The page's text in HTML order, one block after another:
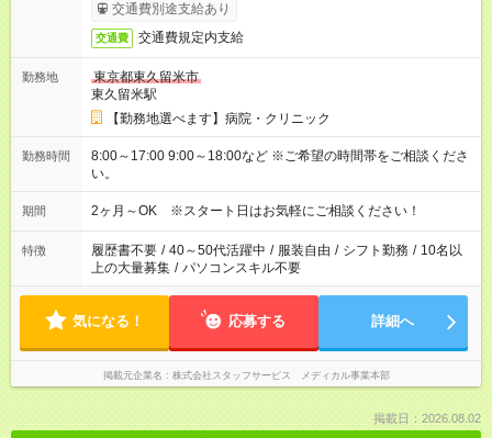
交通費別途支給あり
交通費 交通費規定内支給
勤務地
東京都東久留米市
東久留米駅
【勤務地選べます】病院・クリニック
勤務時間
8:00～17:00 9:00～18:00など ※ご希望の時間帯をご相談くださ
い。
期間 2ヶ月～OK ※スタート日はお気軽にご相談ください！
特徴 履歴書不要 / 40～50代活躍中 / 服装自由 / シフト勤務 / 10名以
上の大量募集 / パソコンスキル不要
気になる！ 応募する 詳細へ
掲載元企業名 株式会社スタッフサービス メディカル事業本部
掲載日：2026.08.02